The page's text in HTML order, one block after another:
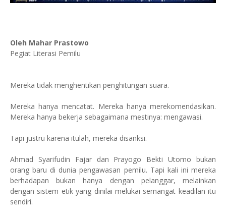
Oleh Mahar Prastowo
Pegiat Literasi Pemilu
Mereka tidak menghentikan penghitungan suara.
Mereka hanya mencatat. Mereka hanya merekomendasikan.
Mereka hanya bekerja sebagaimana mestinya: mengawasi.
Tapi justru karena itulah, mereka disanksi.
Ahmad Syarifudin Fajar dan Prayogo Bekti Utomo bukan
orang baru di dunia pengawasan pemilu. Tapi kali ini mereka
berhadapan bukan hanya dengan pelanggar, melainkan
dengan sistem etik yang dinilai melukai semangat keadilan itu
sendiri.